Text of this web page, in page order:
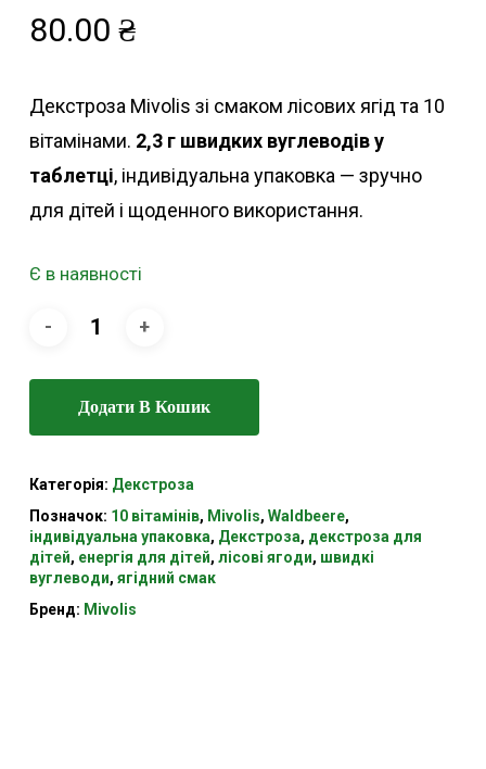
80.00 ₴
Декстроза Mivolis зі смаком лісових ягід та 10
вітамінами. 2,3 г швидких вуглеводів у
таблетці, індивідуальна упаковка — зручно
для дітей і щоденного використання.
Є в наявності
Додати В Кошик
Категорія: Декстроза
Позначок: 10 вітамінів, Mivolis, Waldbeere,
індивідуальна упаковка, Декстроза, декстроза для
дітей, енергія для дітей, лісові ягоди, швидкі
вуглеводи, ягідний смак
Бренд: Mivolis